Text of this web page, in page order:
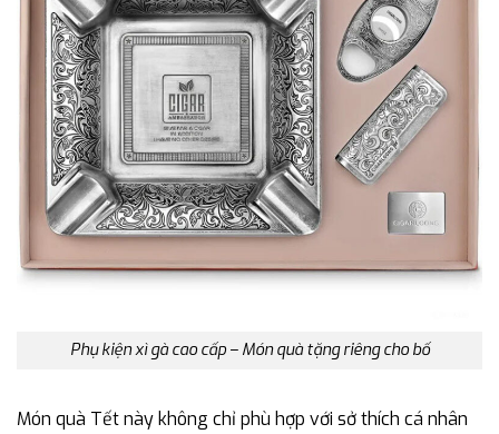
Phụ kiện xì gà cao cấp – Món quà tặng riêng cho bố
Món quà Tết này không chỉ phù hợp với sở thích cá nhân